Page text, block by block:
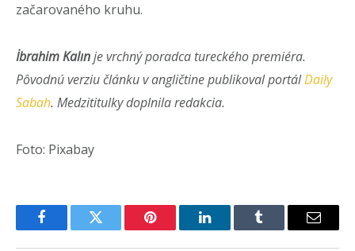
začarovaného kruhu.
İbrahim Kalınje vrchný poradca tureckého premiéra.
Pôvodnú verziu článku v angličtine publikoval portálDaily
Sabah. Medzititulky doplnila redakcia.
Foto: Pixabay
FacebookTwitter Pinterest LinkedInTumblr Email